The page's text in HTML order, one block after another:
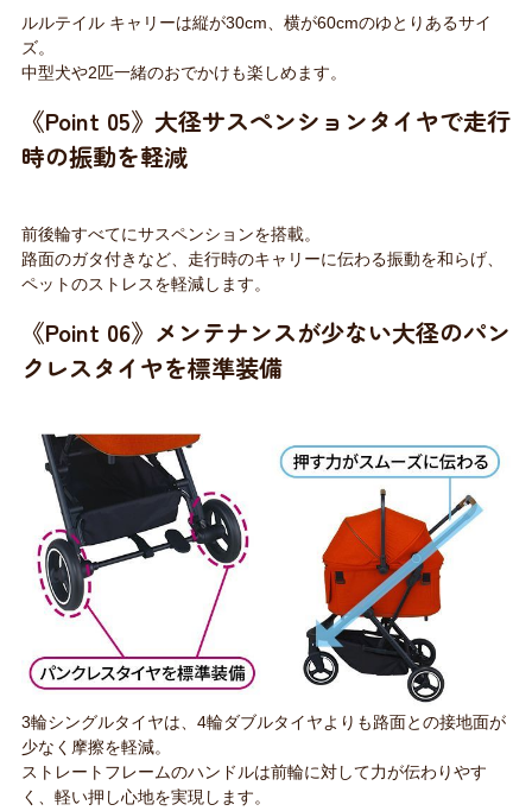
ルルテイル キャリーは縦が30cm、横が60cmのゆとりあるサイ
ズ。
中型犬や2匹一緒のおでかけも楽しめます。
《Point 05》大径サスペンションタイヤで走行
時の振動を軽減
前後輪すべてにサスペンションを搭載。
路面のガタ付きなど、走行時のキャリーに伝わる振動を和らげ、
ペットのストレスを軽減します。
《Point 06》メンテナンスが少ない大径のパン
クレスタイヤを標準装備
3輪シングルタイヤは、4輪ダブルタイヤよりも路面との接地面が
少なく摩擦を軽減。
ストレートフレームのハンドルは前輪に対して力が伝わりやす
く、軽い押し心地を実現します。